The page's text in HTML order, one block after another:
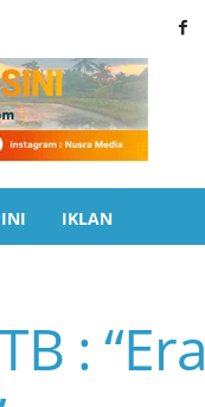
IKLAN
: “Era